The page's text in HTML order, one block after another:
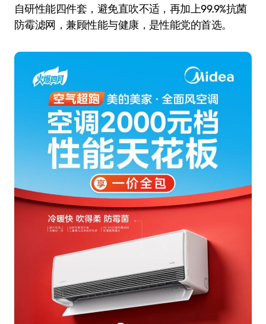
自研性能四件套，避免直吹不适，再加上99.9%抗菌
防霉滤网，兼顾性能与健康，是性能党的首选。